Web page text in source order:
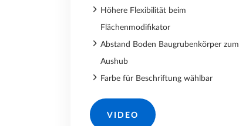
Höhere Flexibilität beim
Flächenmodifikator
Abstand Boden Baugrubenkörper zum
Aushub
Farbe für Beschriftung wählbar
VIDEO